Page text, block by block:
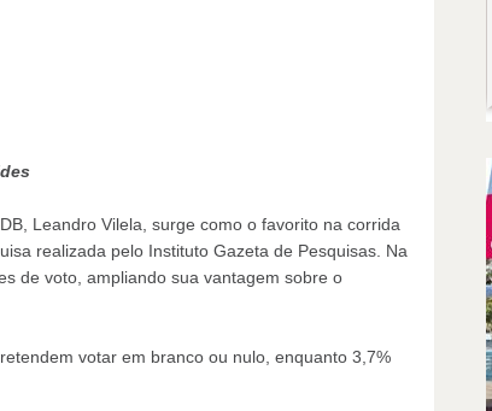
Leandro Vilela, surge como o favorito na corrida
realizada pelo Instituto Gazeta de Pesquisas. Na
de voto, ampliando sua vantagem sobre o
votar em branco ou nulo, enquanto 3,7%